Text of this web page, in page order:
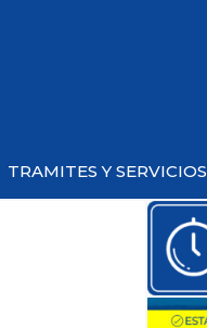
TRAMITES Y SERVICIOS